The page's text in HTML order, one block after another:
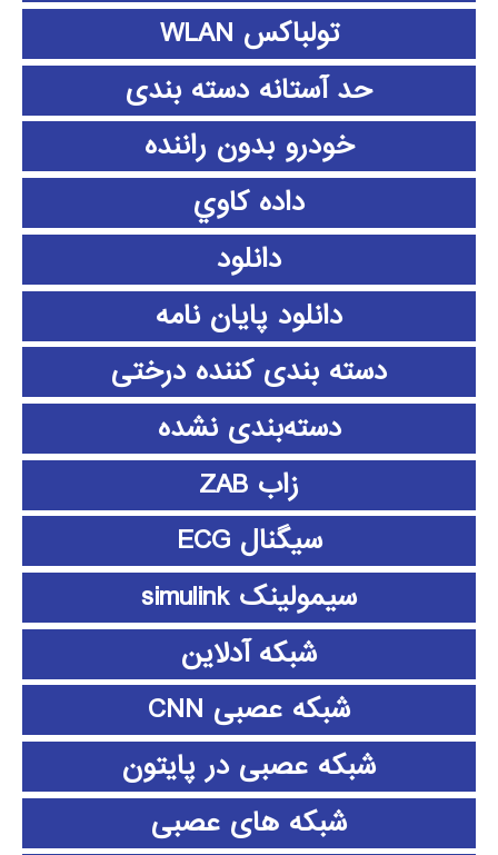
تولباکس WLAN
حد آستانه دسته بندی
خودرو بدون راننده
داده كاوي
دانلود
دانلود پايان نامه
دسته بندی کننده درختی
دسته‌بندی نشده
زاب ZAB
سیگنال ECG
سیمولینک simulink
شبکه آدلاین
شبکه عصبی CNN
شبکه عصبی در پایتون
شبکه های عصبی